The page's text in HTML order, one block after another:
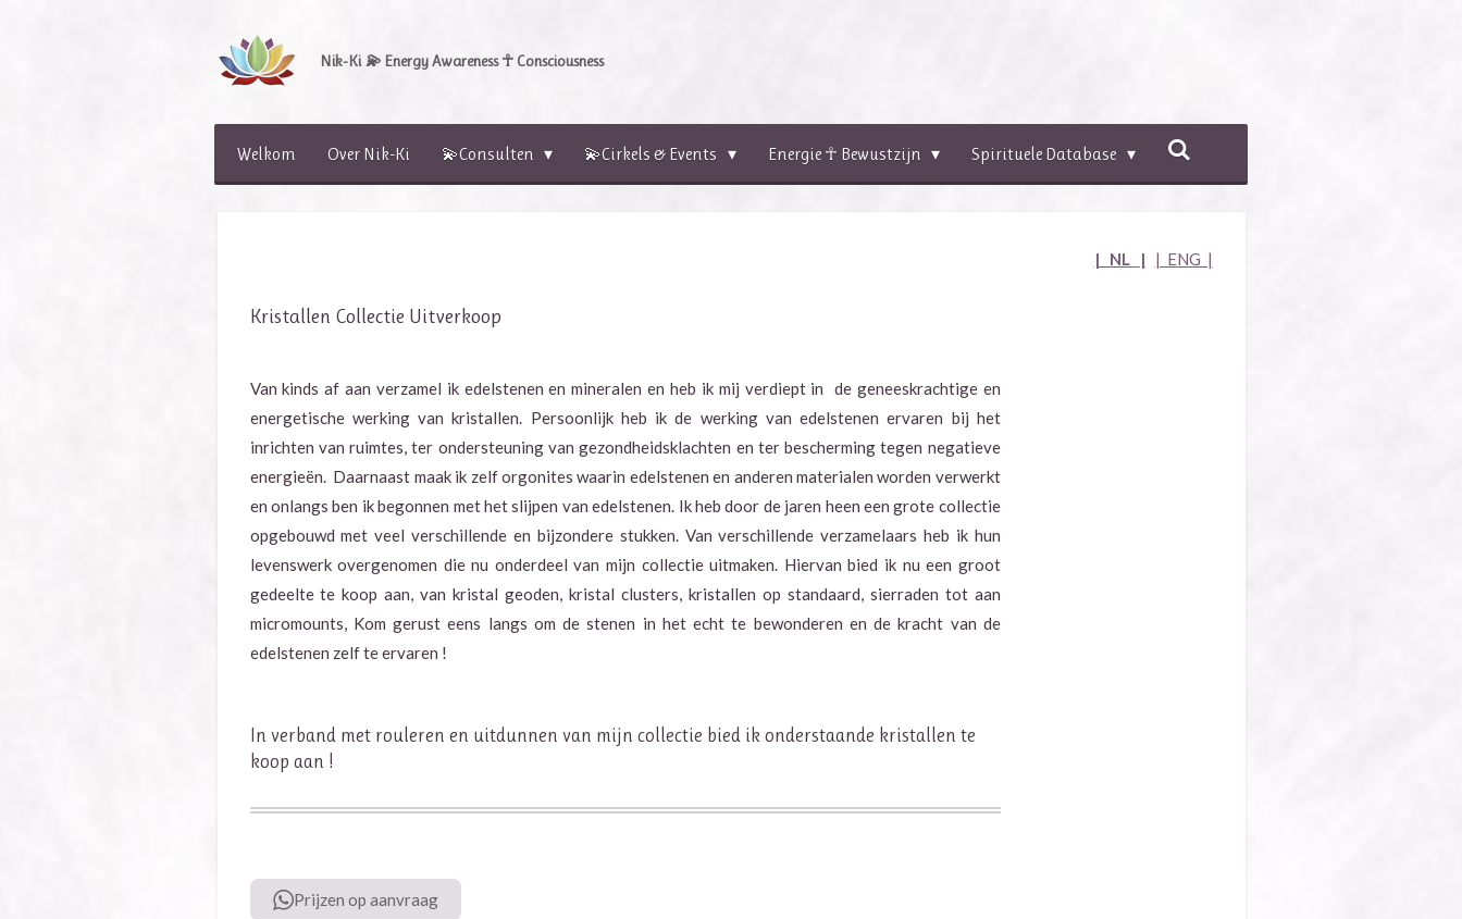
Nik-Ki 💫 Energy Awareness ☥ Consciousness
Welkom Over Nik-Ki 💫Consulten 💫Cirkels & Events Energie ☥ Bewustzijn Spirituele Database
| NL | | ENG |
Kristallen Collectie Uitverkoop
Van kinds af aan verzamel ik edelstenen en mineralen en heb ik mij verdiept inde geneeskrachtige en
energetische werking van kristallen. Persoonlijk heb ik de werking van edelstenen ervaren bij het
inrichten van ruimtes, ter ondersteuning van gezondheidsklachten en ter bescherming tegen negatieve
energieën. Daarnaast maak ik zelf orgonites waarin edelstenen en anderen materialen worden verwerkt
en onlangs ben ik begonnen met het slijpen van edelstenen. Ik heb door de jaren heen een grote collectie
opgebouwd met veel verschillende en bijzondere stukken. Van verschillende verzamelaars heb ik hun
levenswerk overgenomen die nu onderdeel van mijn collectie uitmaken. Hiervan bied ik nu een groot
gedeelte te koop aan, van kristal geoden, kristal clusters, kristallen op standaard, sierraden tot aan
micromounts, Kom gerust eens langs om de stenen in het echt te bewonderen en de kracht van de
edelstenen zelf te ervaren !
In verband met rouleren en uitdunnen van mijn collectie bied ik onderstaande kristallen te
koop aan !
Prijzen op aanvraag